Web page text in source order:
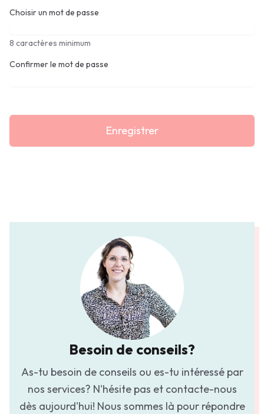
Choisir un mot de passe
8 caractères minimum
Confirmer le mot de passe
Enregistrer
Besoin de conseils?
As-tu besoin de conseils ou es-tu intéressé par
nos services? N'hésite pas et contacte-nous
dès aujourd'hui! Nous sommes là pour répondre